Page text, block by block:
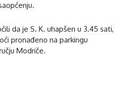
da je S. K. uhapšen u 3.45 sati,
pronađeno na parkingu
Modriče.